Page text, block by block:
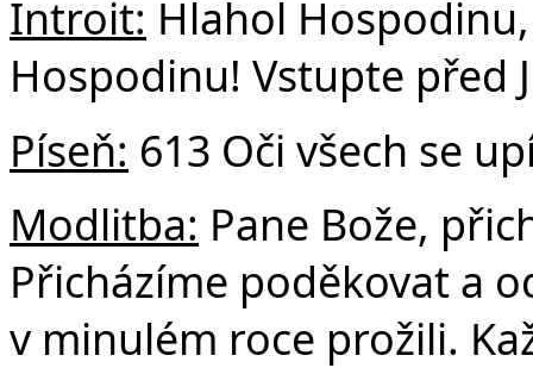
Introit: Hlahol
Hospodinu! Vstupte před
Píseň: 613 Oči všech se
Modlitba: Pane Bože,
Přicházíme poděkovat a
v minulém roce prožili.